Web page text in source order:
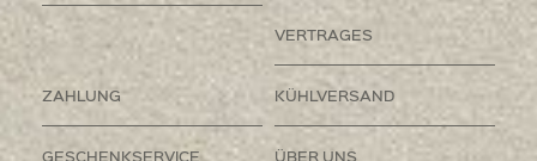
VERTRAGES
ZAHLUNG KÜHLVERSAND
GESCHENKSERVICE ÜBER UNS